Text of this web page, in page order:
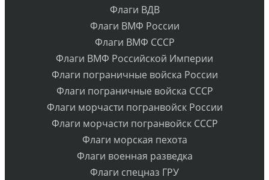
Флаги ВДВ
Флаги ВМФ России
Флаги ВМФ СССР
Флаги ВМФ Российской Империи
Флаги пограничные войска России
Флаги пограничные войска СССР
Флаги морчасти погранвойск России
Флаги морчасти погранвойск СССР
Флаги морская пехота
Флаги военная разведка
Флаги спецназ ГРУ